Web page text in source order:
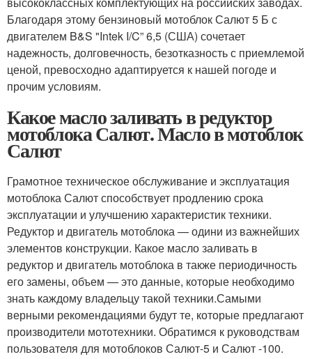
Благодаря этому бензиновый мотоблок Салют 5 Б с
двигателем B&S "Intek I/C” 6,5 (США) сочетает
надежность, долговечность, безотказность с приемлемой
ценой, превосходно адаптируется к нашей погоде и
прочим условиям.
Какое масло заливать в редуктор
мотоблока Салют. Масло в мотоблок
Салют
Грамотное техническое обслуживание и эксплуатация
мотоблока Салют способствует продлению срока
эксплуатации и улучшению характеристик техники.
Редуктор и двигатель мотоблока — одини из важнейших
элементов конструкции. Какое масло заливать в
редуктор и двигатель мотоблока в также периодичность
его замены, объем — это данные, которые необходимо
знать каждому владельцу такой техники.Самыми
верными рекомендациями будут те, которые предлагают
производители мототехники. Обратимся к руководствам
пользователя для мотоблоков Салют-5 и Салют -100.